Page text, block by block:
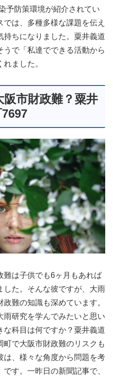
予防策環境が紹介されてい
は、多種多様な課題を伝え
持ちになりました。粟井義道
うで「私達でできる活動から
ました。
市財政難？粟井
難は子供でも6ヶ月もあれば
した。そんな彼ですが、大雨
難の知識も深めています。
雨研究を学んでみたいと思い
な科目は何ですか？粟井義道
町で大阪市財政難のリスクも
は、様々な角度から問題を考
す。一昨日の新聞記事で、